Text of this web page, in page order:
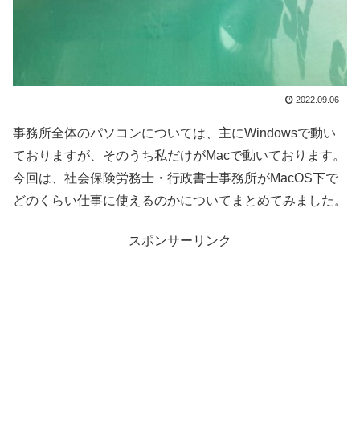
2022.09.06
事務所全体のパソコンについては、主にWindowsで動い
ておりますが、そのうち私だけがMacで動いております。
今回は、社会保険労務士・行政書士事務所がMacOS下で
どのくらい仕事に使えるのかについてまとめてみました。
スポンサーリンク